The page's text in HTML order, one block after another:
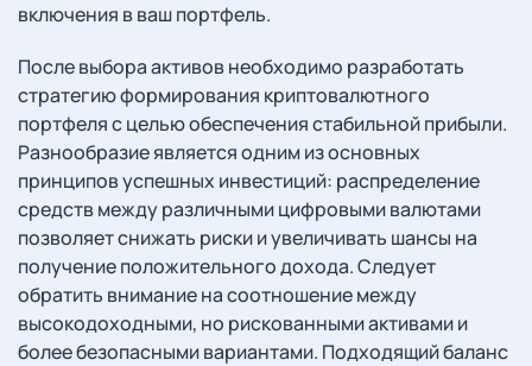
включения в ваш портфель.
После выбора активов необходимо разработать
стратегию формирования криптовалютного
портфеля с целью обеспечения стабильной прибыли.
Разнообразие является одним из основных
принципов успешных инвестиций: распределение
средств между различными цифровыми валютами
позволяет снижать риски и увеличивать шансы на
получение положительного дохода. Следует
обратить внимание на соотношение между
высокодоходными, но рискованными активами и
более безопасными вариантами. Подходящий баланс